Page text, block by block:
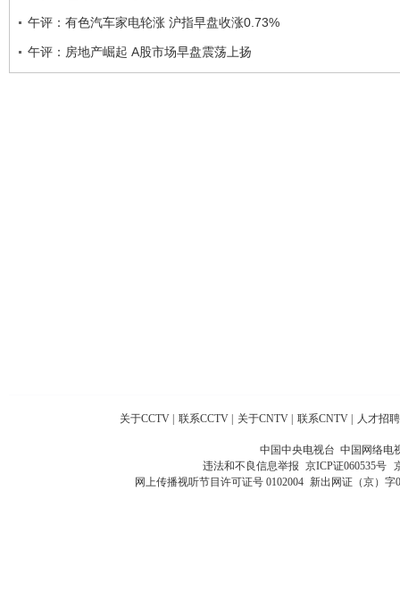
午评：有色汽车家电轮涨 沪指早盘收涨0.73%
午评：房地产崛起 A股市场早盘震荡上扬
关于CCTV 联系CCTV 关于CNTV 联系CNTV 人才招聘
中国中央电视台 中国网络电
违法和不良信息举报 京ICP证060535号
网上传播视听节目许可证号 0102004 新出网证（京）